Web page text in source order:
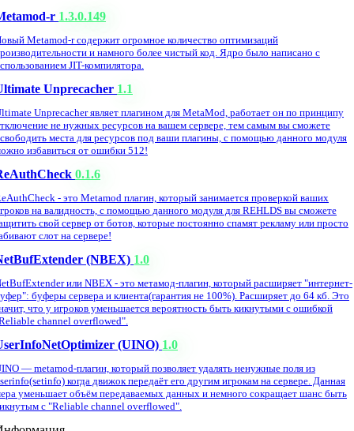
r 1.3.0.149
Metamod-r содержит огромное количество оптимизаций
и намного более чистый код. Ядро было написано с
JIT-компилятора.
Unprecacher 1.1
Unprecacher являет плагином для MetaMod, работает он по принципу
не нужных ресурсов на вашем сервере, тем самым вы сможете
места для ресурсов под ваши плагины, с помощью данного модуля
избавиться от ошибки 512!
0.1.6
- это Metamod плагин, который занимается проверкой ваших
на валидность, с помощью данного модуля для REHLDS вы сможете
свой сервер от ботов, которые постоянно спамят рекламу или просто
слот на сервере!
(NBEX) 1.0
или NBEX - это метамод-плагин, который расширяет "интернет-
буферы сервера и клиента(гарантия не 100%). Расширяет до 64 кб. Это
что у игроков уменьшается вероятность быть кикнутыми с ошибкой
channel overflowed".
(UINO) 1.0
— metamod-плагин, который позволяет удалять ненужные поля из
когда движок передаёт его другим игрокам на сервере. Данная
уменьшает объём передаваемых данных и немного сокращает шанс быть
с "Reliable channel overflowed".